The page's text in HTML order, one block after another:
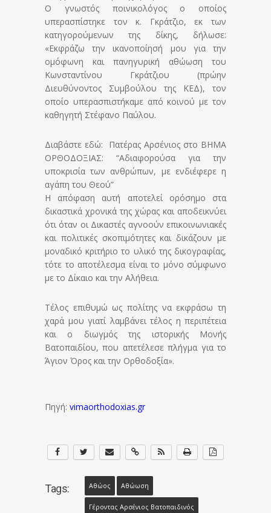
Ο γνωστός ποινικολόγος ο οποίος
υπερασπίστηκε τον κ. Γκράτζιο, εκ των
κατηγορούμενων της δίκης, δήλωσε:
«Εκφράζω την ικανοποίησή μου για την
ομόφωνη και πανηγυρική αθώωση του
Κωνσταντίνου Γκράτζιου (πρώην
Διευθύνοντος Συμβούλου της ΚΕΔ), τον
οποίο υπερασπιστήκαμε από κοινού με τον
καθηγητή Στέφανο Παύλου.
Διαβάστε εδώ: Πατέρας Αρσένιος στο ΒΗΜΑ
ΟΡΘΟΔΟΞΙΑΣ: “Αδιαφορούσα για την
υποκρισία των ανθρώπων, με ενδιέφερε η
αγάπη του Θεού”
Η απόφαση αυτή αποτελεί ορόσημο στα
δικαστικά χρονικά της χώρας και αποδεικνύει
ότι όταν οι Δικαστές αγνοούν επικοινωνιακές
και πολιτικές σκοπιμότητες και δικάζουν με
μοναδικό κριτήριο το υλικό της δικογραφίας,
τότε το αποτέλεσμα είναι το μόνο σύμφωνο
με το Δίκαιο και την Αλήθεια.
Τέλος επιθυμώ ως πολίτης να εκφράσω τη
χαρά μου γιατί λαμβάνει τέλος η περιπέτεια
και ο διωγμός της ιστορικής Μονής
Βατοπαιδίου, που απετέλεσε πλήγμα για το
Άγιον Όρος και την Ορθοδοξία».
Πηγή: vimaorthodoxias.gr
Tags: Αθώος Αθώωση
Γέροντας Αρσένιος Βατοπαιδινός